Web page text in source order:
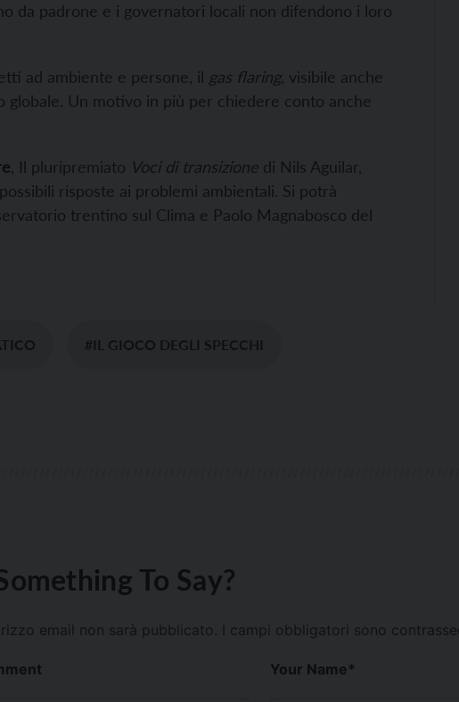
da padrone e i governatori locali non difendono i loro
ad ambiente e persone, il gas flaring , visibile anche
globale. Un motivo in più per chiedere conto anche
, Il pluripremiato Voci di transizione di Nils Aguilar,
risposte ai problemi ambientali. Si potrà
trentino sul Clima e Paolo Magnabosco del
#IL GIOCO DEGLI SPECCHI
To Say?
email non sarà pubblicato. I campi obbligatori sono
Your Name*